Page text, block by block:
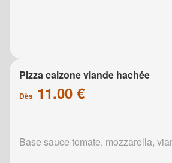
Pizza calzone viande hachée
Dès 11.00 €
Base sauce tomate, mozzarella,